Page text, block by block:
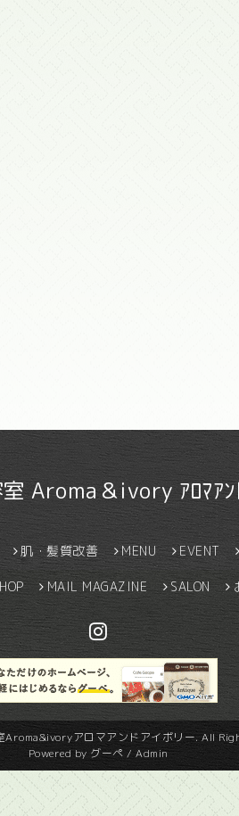
Aroma＆ivory ｱﾛﾏｱﾝ
肌・髪質改善 MENU EVENT
MAIL MAGAZINE SALON
Aroma&ivoryアロマアンドアイボリー. All
Powered by グーペ / Admin